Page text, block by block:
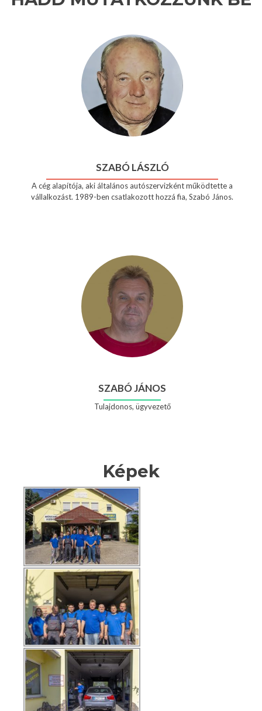
SZABÓ LÁSZLÓ
A cég alapítója, aki általános autószervizként működtette a
vállalkozást. 1989-ben csatlakozott hozzá fia, Szabó János.
SZABÓ JÁNOS
Tulajdonos, ügyvezető
Képek